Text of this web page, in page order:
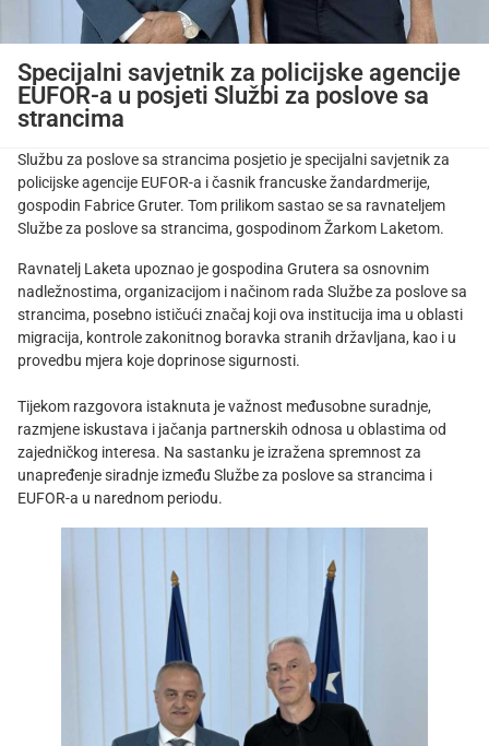
Specijalni savjetnik za policijske agencije
EUFOR-a u posjeti Službi za poslove sa
strancima
Službu za poslove sa strancima posjetio je specijalni savjetnik za
policijske agencije EUFOR-a i časnik francuske žandardmerije,
gospodin Fabrice Gruter. Tom prilikom sastao se sa ravnateljem
Službe za poslove sa strancima, gospodinom Žarkom Laketom.
Ravnatelj Laketa upoznao je gospodina Grutera sa osnovnim
nadležnostima, organizacijom i načinom rada Službe za poslove sa
strancima, posebno ističući značaj koji ova institucija ima u oblasti
migracija, kontrole zakonitnog boravka stranih državljana, kao i u
provedbu mjera koje doprinose sigurnosti.
Tijekom razgovora istaknuta je važnost međusobne suradnje,
razmjene iskustava i jačanja partnerskih odnosa u oblastima od
zajedničkog interesa. Na sastanku je izražena spremnost za
unapređenje siradnje između Službe za poslove sa strancima i
EUFOR-a u narednom periodu.